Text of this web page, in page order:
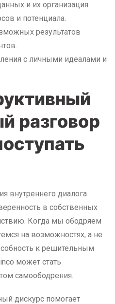
и их организация.
и потенциала.
результатов
с личными идеалами и
разговор
внутреннего диалога
в собственных
Когда мы ободряем
на возможностях, а не
к решительным
может стать
самоободрения.
дискурс помогает